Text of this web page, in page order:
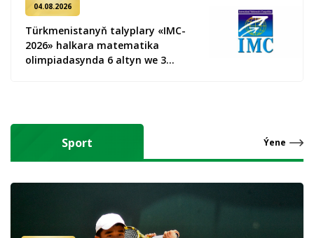
04.08.2026
Türkmenistanyň talyplary «IMC-
2026» halkara matematika
olimpiadasynda 6 altyn we 3
Sport Ýene